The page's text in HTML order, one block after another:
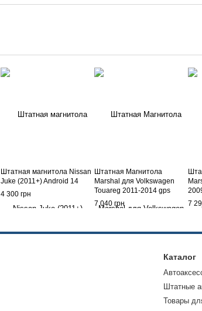
Штатная магнитола Nissan
Juke (2011+) Android 14
4 300 грн
Штатная Магнитола
Marshal для Volkswagen
Touareg 2011-2014 gps
навигация android
7 040 грн
7
Каталог
Штатные
Товары